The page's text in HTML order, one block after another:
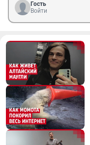
Гость
Войти